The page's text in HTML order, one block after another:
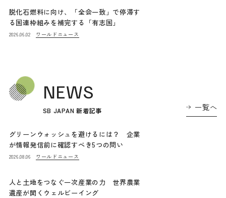
脱化石燃料に向け、「全会一致」で停滞す
る国連枠組みを補完する「有志国」
2026.06.02 ワールドニュース
NEWS
SB JAPAN 新着記事 一覧へ
グリーンウォッシュを避けるには？ 企業
が情報発信前に確認すべき5つの問い
2026.08.06 ワールドニュース
人と土地をつなぐ一次産業の力 世界農業
遺産が開くウェルビーイング